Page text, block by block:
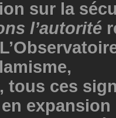
sur la
l’autorité
tous ces
expansion